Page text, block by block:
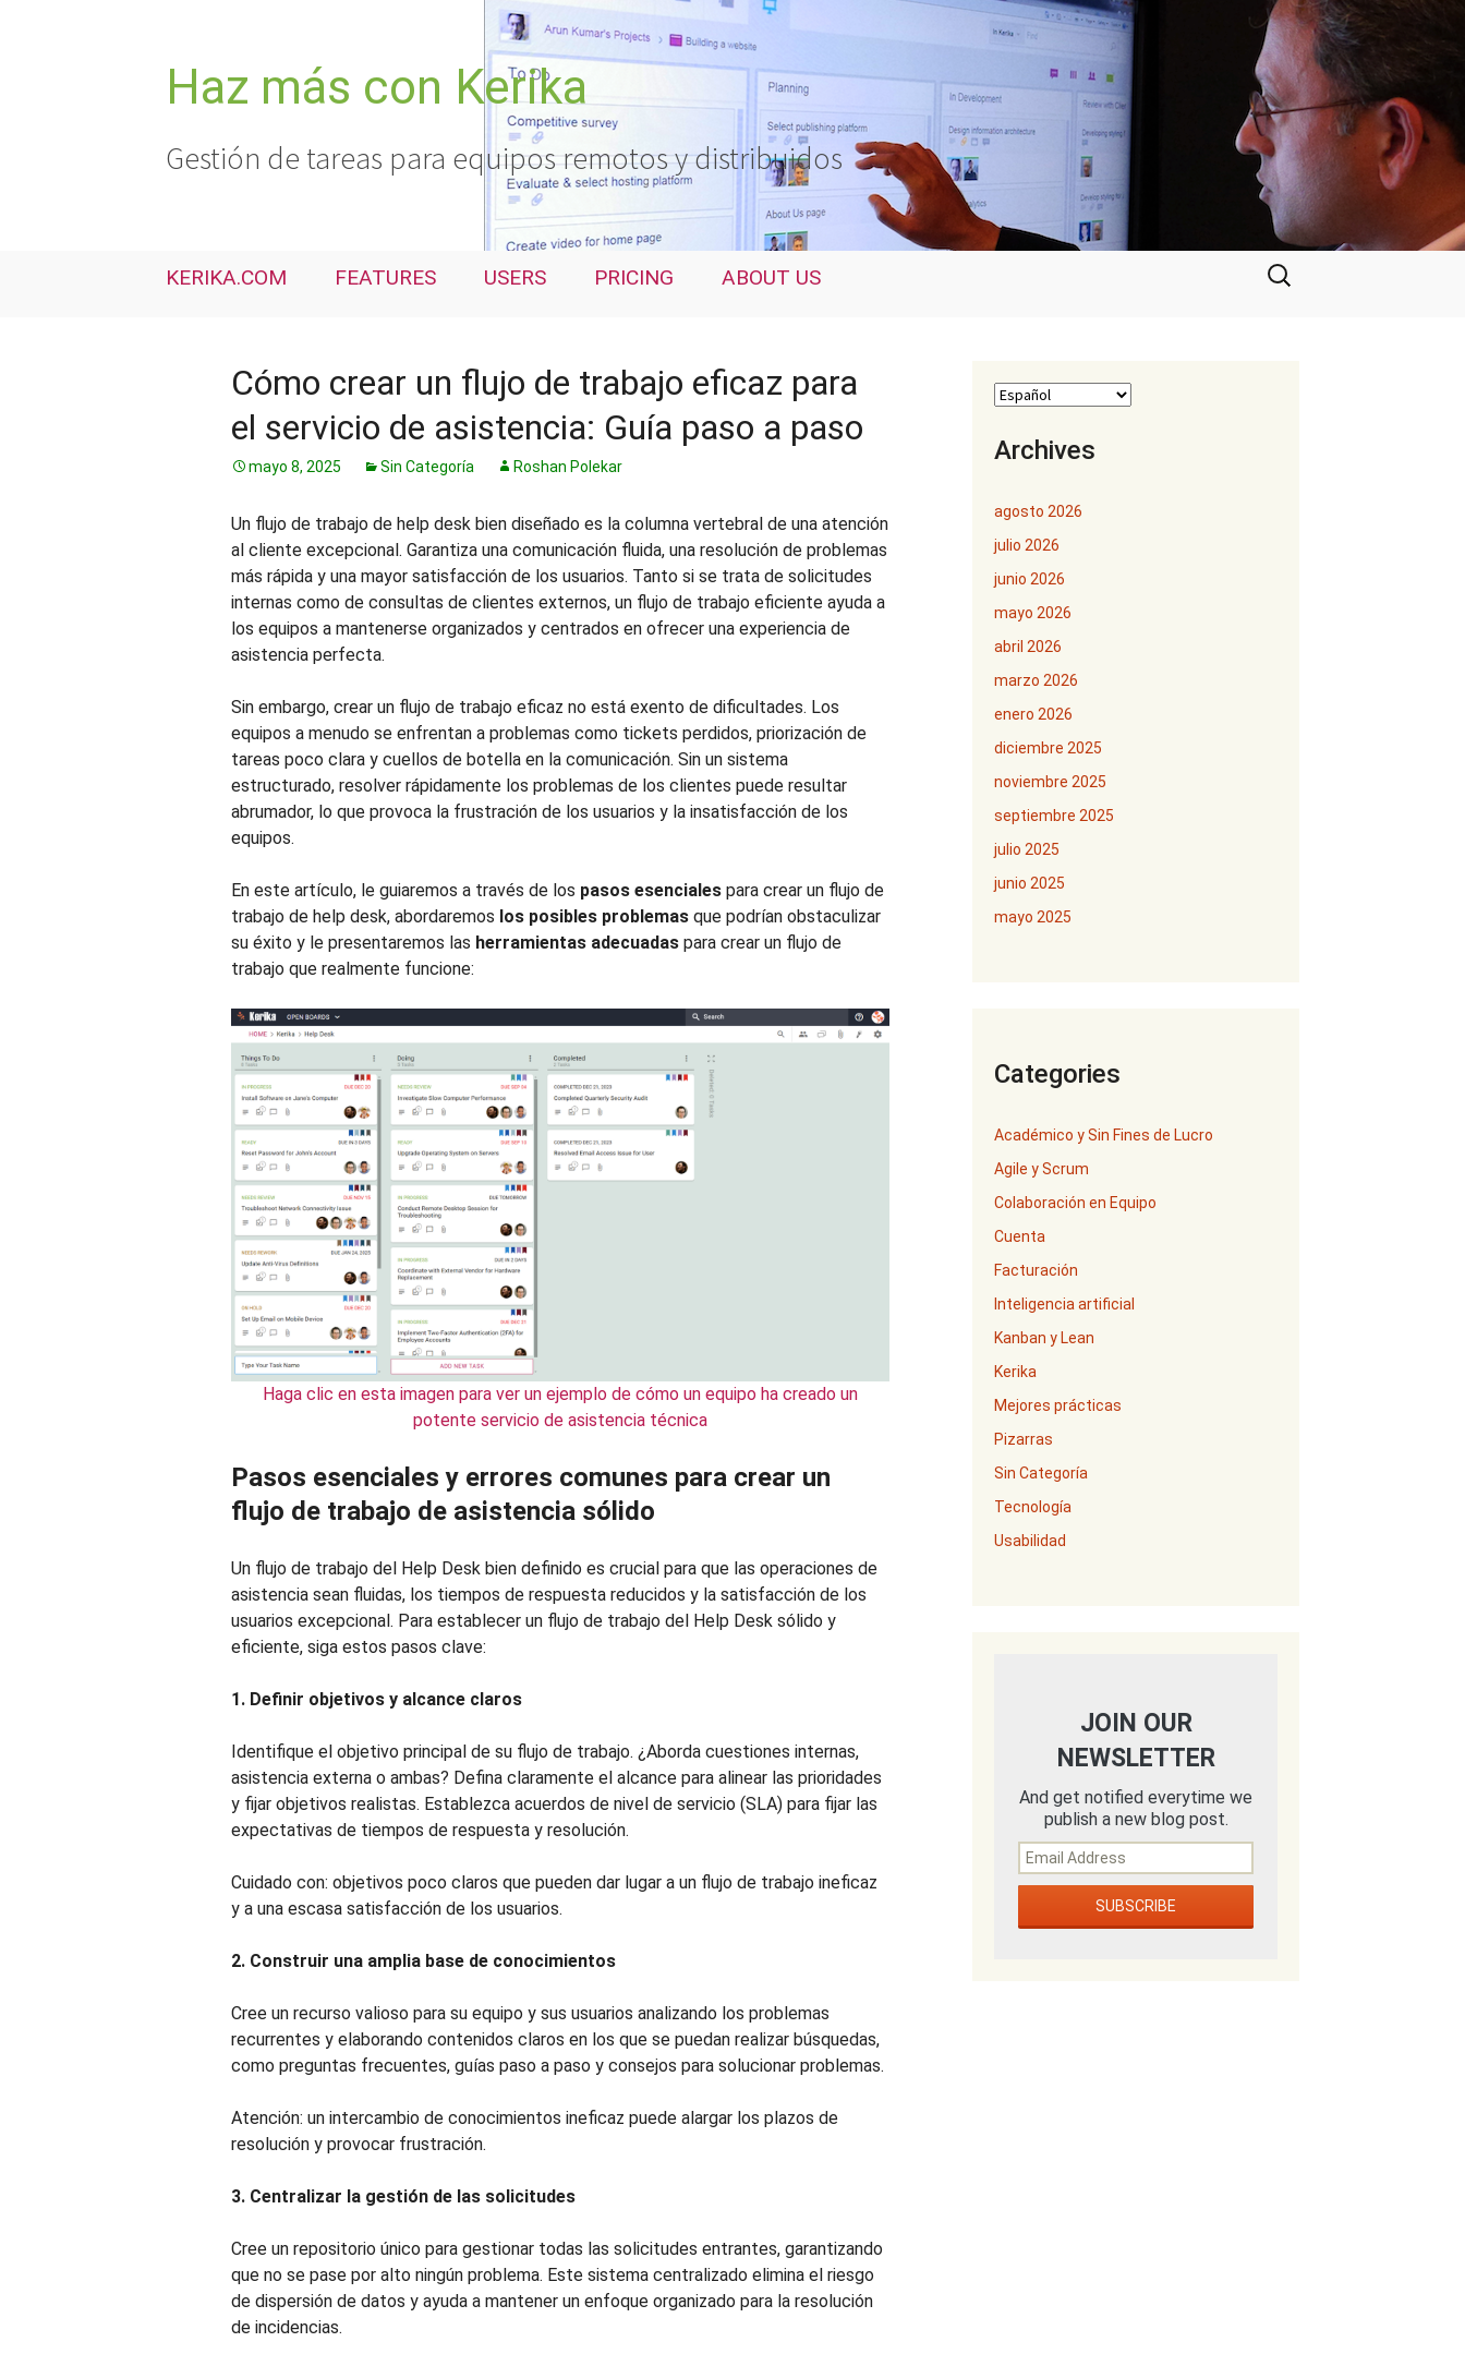
Haz más con Kerika
Gestión de tareas para equipos remotos y distribuidos
KERIKA.COM FEATURES USERS PRICING ABOUT US
Buscar:
Cómo crear un flujo de trabajo eficaz para
el servicio de asistencia: Guía paso a paso
mayo 8, 2025 Sin Categoría Roshan Polekar
Un flujo de trabajo de help desk bien diseñado es la columna vertebral de una atención
al cliente excepcional. Garantiza una comunicación fluida, una resolución de problemas
más rápida y una mayor satisfacción de los usuarios. Tanto si se trata de solicitudes
internas como de consultas de clientes externos, un flujo de trabajo eficiente ayuda a
los equipos a mantenerse organizados y centrados en ofrecer una experiencia de
asistencia perfecta.
Sin embargo, crear un flujo de trabajo eficaz no está exento de dificultades. Los
equipos a menudo se enfrentan a problemas como tickets perdidos, priorización de
tareas poco clara y cuellos de botella en la comunicación. Sin un sistema
estructurado, resolver rápidamente los problemas de los clientes puede resultar
abrumador, lo que provoca la frustración de los usuarios y la insatisfacción de los
equipos.
En este artículo, le guiaremos a través de los pasos esenciales para crear un flujo de
trabajo de help desk, abordaremos los posibles problemas que podrían obstaculizar
su éxito y le presentaremos las herramientas adecuadas para crear un flujo de
trabajo que realmente funcione:
Haga clic en esta imagen para ver un ejemplo de cómo un equipo ha creado un
potente servicio de asistencia técnica
Pasos esenciales y errores comunes para crear un
flujo de trabajo de asistencia sólido
Un flujo de trabajo del Help Desk bien definido es crucial para que las operaciones de
asistencia sean fluidas, los tiempos de respuesta reducidos y la satisfacción de los
usuarios excepcional. Para establecer un flujo de trabajo del Help Desk sólido y
eficiente, siga estos pasos clave:
1. Definir objetivos y alcance claros
Identifique el objetivo principal de su flujo de trabajo. ¿Aborda cuestiones internas,
asistencia externa o ambas? Defina claramente el alcance para alinear las prioridades
y fijar objetivos realistas. Establezca acuerdos de nivel de servicio (SLA) para fijar las
expectativas de tiempos de respuesta y resolución.
Cuidado con: objetivos poco claros que pueden dar lugar a un flujo de trabajo ineficaz
y a una escasa satisfacción de los usuarios.
2. Construir una amplia base de conocimientos
Cree un recurso valioso para su equipo y sus usuarios analizando los problemas
recurrentes y elaborando contenidos claros en los que se puedan realizar búsquedas,
como preguntas frecuentes, guías paso a paso y consejos para solucionar problemas.
Atención: un intercambio de conocimientos ineficaz puede alargar los plazos de
resolución y provocar frustración.
3. Centralizar la gestión de las solicitudes
Cree un repositorio único para gestionar todas las solicitudes entrantes, garantizando
que no se pase por alto ningún problema. Este sistema centralizado elimina el riesgo
de dispersión de datos y ayuda a mantener un enfoque organizado para la resolución
de incidencias.
Archives
agosto 2026
julio 2026
junio 2026
mayo 2026
abril 2026
marzo 2026
enero 2026
diciembre 2025
noviembre 2025
septiembre 2025
julio 2025
junio 2025
mayo 2025
Categories
Académico y Sin Fines de Lucro
Agile y Scrum
Colaboración en Equipo
Cuenta
Facturación
Inteligencia artificial
Kanban y Lean
Kerika
Mejores prácticas
Pizarras
Sin Categoría
Tecnología
Usabilidad
JOIN OUR
NEWSLETTER
And get notified everytime we
publish a new blog post.